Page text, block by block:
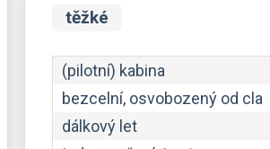
těžké
(pilotní) kabina
bezcelní, osvobozený od cla
dálkový let